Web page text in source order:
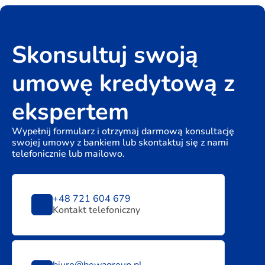
Skonsultuj swoją
umowę kredytową z
ekspertem
Wypełnij formularz i otrzymaj darmową konsultację
swojej umowy z bankiem lub skontaktuj się z nami
telefonicznie lub mailowo.
+48 721 604 679
Kontakt telefoniczny